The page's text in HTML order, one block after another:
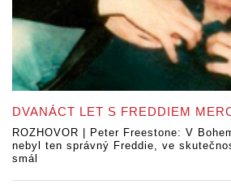
DVANÁCT LET S FREDDIEM
ROZHOVOR | Peter Freestone: V
nebyl ten správný Freddie, ve
smál